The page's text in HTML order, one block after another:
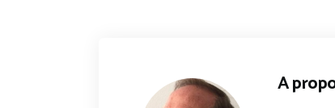
A